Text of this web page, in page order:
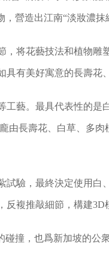
營造出江南“淡妝濃抹
，将花藝技法和植物
有美好寓意的長壽花
工藝。最具代表性的
由長壽花、白草、多
試驗，最終決定使用
複推敲細節，構建3D
碰撞，也爲新加坡的